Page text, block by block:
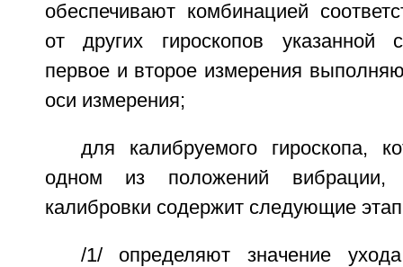
обеспечивают комбинацией
от других гироскопов указанной
первое и второе измерения
оси измерения;
для калибруемого гироскопа,
одном из положений вибрации,
калибровки содержит следующие
/1/ определяют значение